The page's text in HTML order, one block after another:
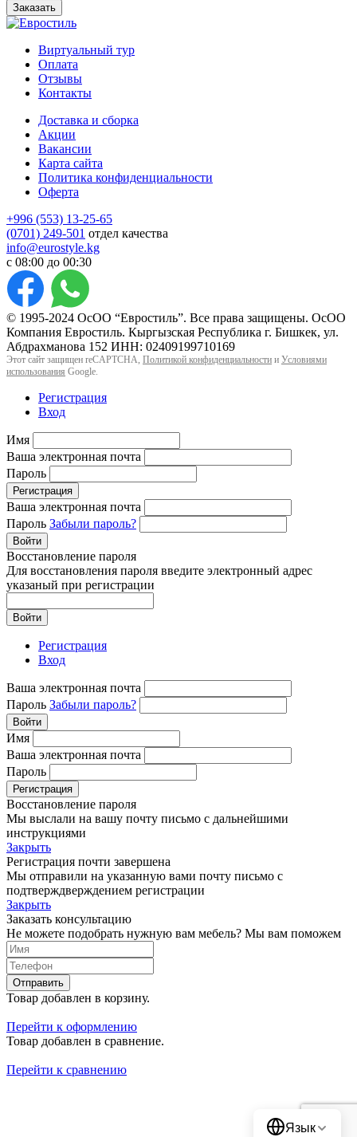
Заказать
Виртуальный тур
Оплата
Отзывы
Контакты
Доставка и сборка
Акции
Вакансии
Карта сайта
Политика конфиденциальности
Оферта
+996 (553) 13-25-65
(0701) 249-501 отдел качества
info@eurostyle.kg
с 08:00 до 00:30
© 1995-2024 ОсОО “Евростиль”. Все права защищены. ОсОО
Компания Евростиль. Кыргызская Республика г. Бишкек, ул.
Абдрахманова 152 ИНН: 02409199710169
Этот сайт защищен reCAPTCHA, Политикой конфиденциальности и Условиями
использования Google.
Регистрация
Вход
Имя
Ваша электронная почта
Пароль
Регистрация
Ваша электронная почта
Пароль Забыли пароль?
Войти
Восстановление пароля
Для восстановления пароля введите электронный адрес
указаный при регистрации
Войти
Регистрация
Вход
Ваша электронная почта
Пароль Забыли пароль?
Войти
Имя
Ваша электронная почта
Пароль
Регистрация
Восстановление пароля
Мы выслали на вашу почту письмо с дальнейшими
инструкциями
Закрыть
Регистрация почти завершена
Мы отправили на указанную вами почту письмо с
подтверждверждением регистрации
Закрыть
Заказать консультацию
Не можете подобрать нужную вам мебель? Мы вам поможем
Отправить
Товар добавлен в корзину.
Перейти к оформлению
Товар добавлен в сравнение.
Перейти к сравнению
Язык